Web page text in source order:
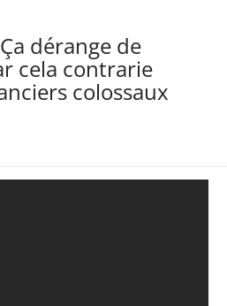
dérange de
cela contrarie
colossaux